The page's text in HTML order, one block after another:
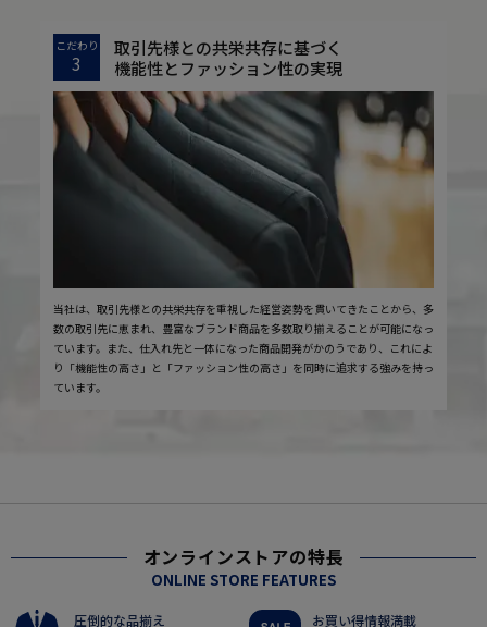
こだわり
3
取引先様との共栄共存に基づく
機能性とファッション性の実現
当社は、取引先様との共栄共存を重視した経営姿勢を貫いてきたことから、多
数の取引先に恵まれ、豊富なブランド商品を多数取り揃えることが可能になっ
ています。また、仕入れ先と一体になった商品開発がかのうであり、これによ
り「機能性の高さ」と「ファッション性の高さ」を同時に追求する強みを持っ
ています。
オンラインストアの特長
ONLINE STORE FEATURES
圧倒的な品揃え お買い得情報満載